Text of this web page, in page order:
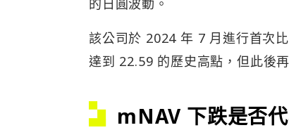
該公司於 2024 年 7 月進行首次
達到 22.59 的歷史高點，但此後
mNAV 下跌是否